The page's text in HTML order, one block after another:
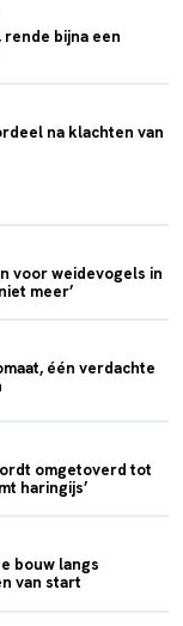
rende bijna een
na klachten van
voor weidevogels in
meer’
één verdachte
omgetoverd tot
haringijs’
bouw langs
van start